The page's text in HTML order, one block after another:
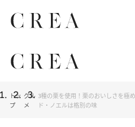
トッ
プ
グル
メ
3種の栗を使用！栗のおいしさを極
ド・ノエルは格別の味